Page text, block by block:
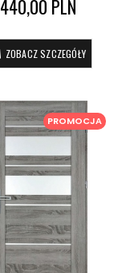
440,00 PLN
ZOBACZ SZCZEGÓŁY
PROMOCJA